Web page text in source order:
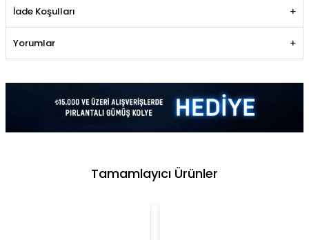
İade Koşulları
Yorumlar
Tamamlayıcı Ürünler